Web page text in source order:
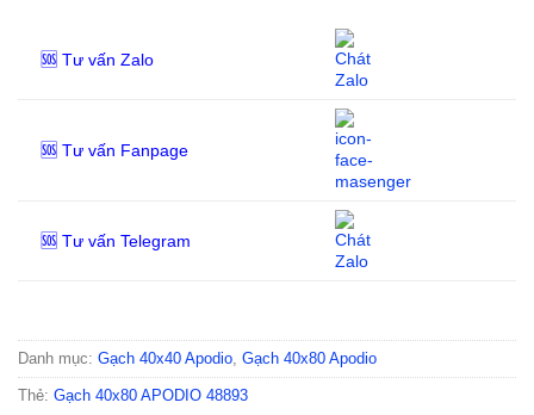
🆘 Tư vấn Zalo
🆘 Tư vấn Fanpage
🆘 Tư vấn Telegram
Danh mục: Gạch 40x40 Apodio Gạch 40x80 Apodio
Thẻ: Gạch 40x80 APODIO 48893